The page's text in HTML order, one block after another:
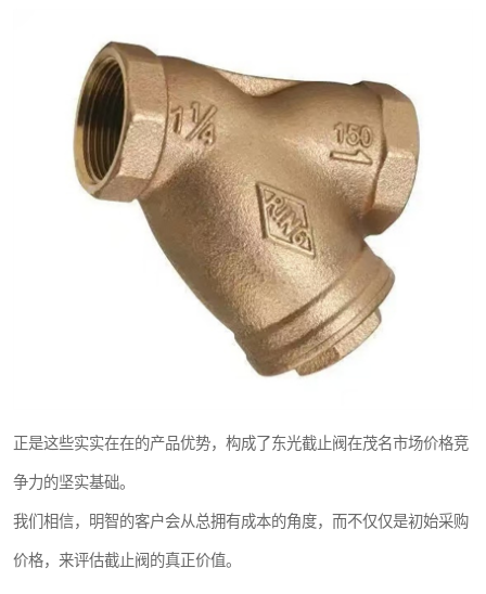
正是这些实实在在的产品优势，构成了东光截止阀在茂名市场价格竞
争力的坚实基础。
我们相信，明智的客户会从总拥有成本的角度，而不仅仅是初始采购
价格，来评估截止阀的真正价值。